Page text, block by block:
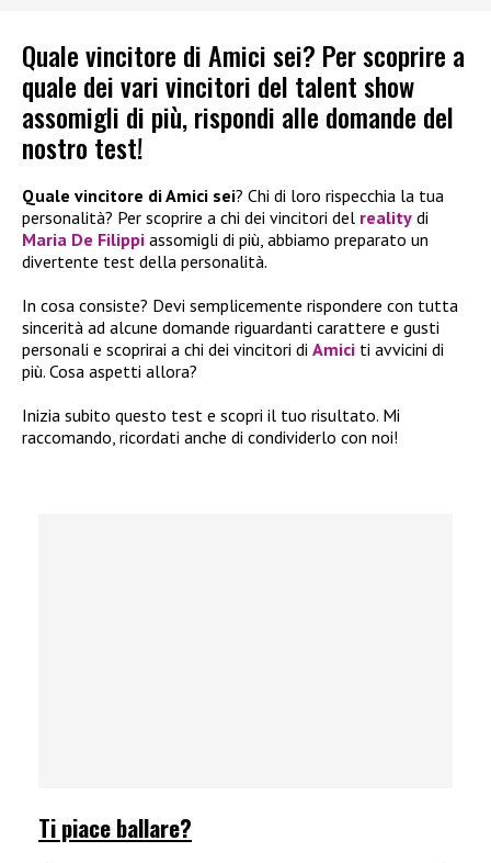
Quale vincitore di Amici sei? Per scoprire a
quale dei vari vincitori del talent show
assomigli di più, rispondi alle domande del
nostro test!
Quale vincitore di Amici sei? Chi di loro rispecchia la tua
personalità? Per scoprire a chi dei vincitori del reality di
Maria De Filippi assomigli di più, abbiamo preparato un
divertente test della personalità.
In cosa consiste? Devi semplicemente rispondere con tutta
sincerità ad alcune domande riguardanti carattere e gusti
personali e scoprirai a chi dei vincitori di Amici ti avvicini di
più. Cosa aspetti allora?
Inizia subito questo test e scopri il tuo risultato. Mi
raccomando, ricordati anche di condividerlo con noi!
Ti piace ballare?